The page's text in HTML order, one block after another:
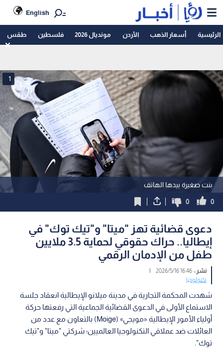
English
الرئيسية أسعار الذهب الأردن مونديال 2026 فلسطين طقس
بنت صغيرة بيدها الهاتف
1
0
0
دعوى قضائية تهز "ميتا" و"تيك توك" في
إيطاليا.. حراك حقوقي لحماية 3.5 ملايين
طفل من الإدمان الرقمي
نشر :16:46 2026/5/16
|
تكنولوجيا
شهدت المحكمة التجارية في مدينة ميلانو الإيطالية انعقاد جلسة
الاستماع الأولى في الدعوى القضائية الجماعية التي رفعتها حركة
أولياء الأمور الإيطالية «مويجي» (Moige) بالتعاون مع عدد من
العائلات ضد عملاقي التكنولوجيا العالميين؛ شركتي "ميتا" و"تيك
توك".